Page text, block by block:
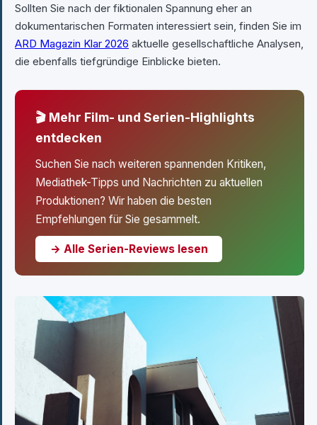
Sollten Sie nach der fiktionalen Spannung eher an
dokumentarischen Formaten interessiert sein, finden Sie im
ARD Magazin Klar 2026 aktuelle gesellschaftliche Analysen,
die ebenfalls tiefgründige Einblicke bieten.
🎬 Mehr Film- und Serien-Highlights
entdecken
Suchen Sie nach weiteren spannenden Kritiken,
Mediathek-Tipps und Nachrichten zu aktuellen
Produktionen? Wir haben die besten
Empfehlungen für Sie gesammelt.
→ Alle Serien-Reviews lesen